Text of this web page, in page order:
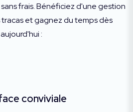
frais. Bénéficiez d'une gestion
et gagnez du temps dès
aujourd'hui :
conviviale